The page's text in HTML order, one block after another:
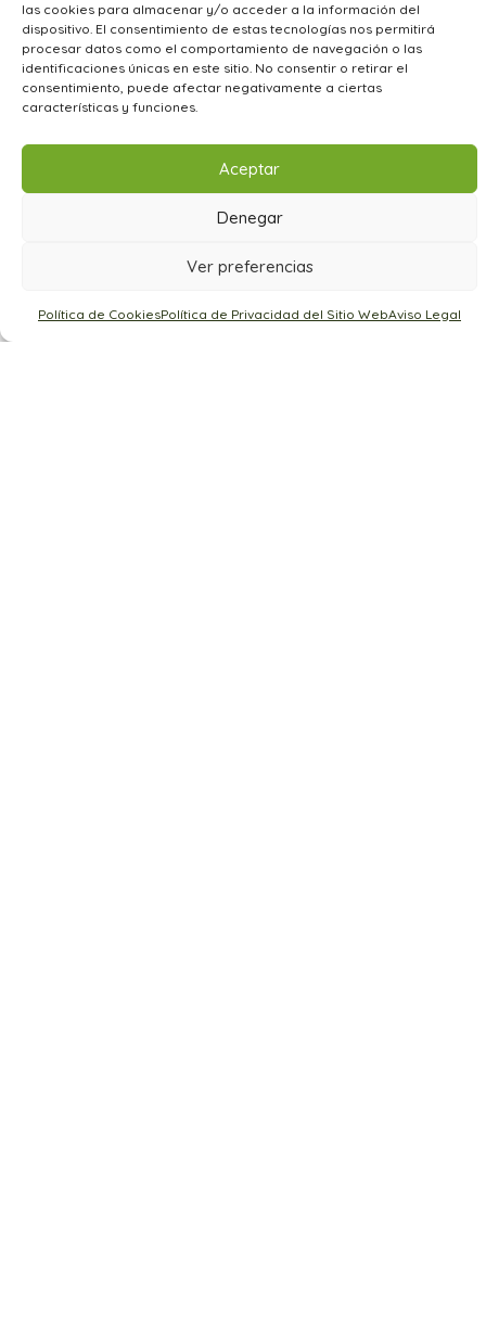
las cookies para almacenar y/o acceder a la información del
dispositivo. El consentimiento de estas tecnologías nos permitirá
procesar datos como el comportamiento de navegación o las
identificaciones únicas en este sitio. No consentir o retirar el
consentimiento, puede afectar negativamente a ciertas
características y funciones.
Aceptar
Denegar
Ver preferencias
Política de CookiesPolítica de Privacidad del Sitio WebAviso Legal